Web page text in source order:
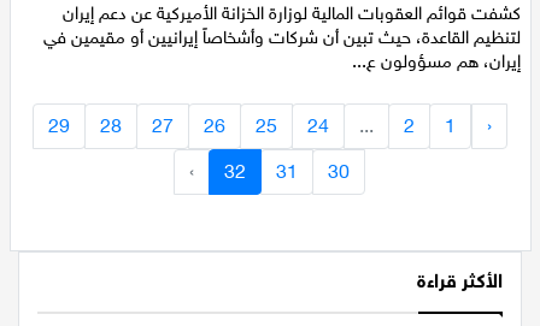
كشفت قوائم العقوبات المالية لوزارة الخزانة الأميركية عن دعم إيران
لتنظيم القاعدة، حيث تبين أن شركات وأشخاصاً إيرانيين أو مقيمين في
إيران، هم مسؤولون ع...
‹
1
2
...
24
25
26
27
28
29
30
31
32
›
الأكثر قراءة